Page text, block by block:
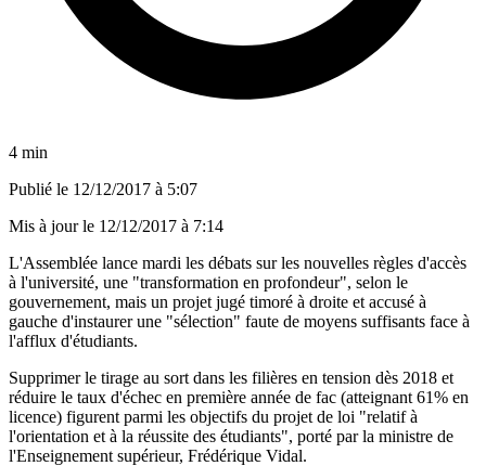
4 min
Publié le 12/12/2017 à 5:07
Mis à jour le 12/12/2017 à 7:14
L'Assemblée lance mardi les débats sur les nouvelles règles d'accès
à l'université, une "transformation en profondeur", selon le
gouvernement, mais un projet jugé timoré à droite et accusé à
gauche d'instaurer une "sélection" faute de moyens suffisants face à
l'afflux d'étudiants.
Supprimer le tirage au sort dans les filières en tension dès 2018 et
réduire le taux d'échec en première année de fac (atteignant 61% en
licence) figurent parmi les objectifs du projet de loi "relatif à
l'orientation et à la réussite des étudiants", porté par la ministre de
l'Enseignement supérieur, Frédérique Vidal.